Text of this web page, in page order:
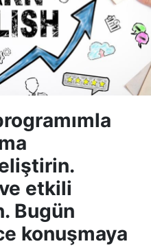
ve etkili
Bugün
konuşmaya